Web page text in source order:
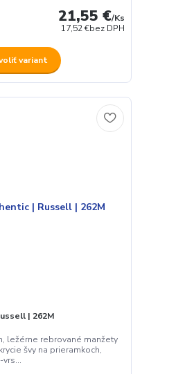
21,55 €/Ks
17,52 €bez DPH
variant
| 262M
ležérne rebrované manžety
švy na prieramkoch,